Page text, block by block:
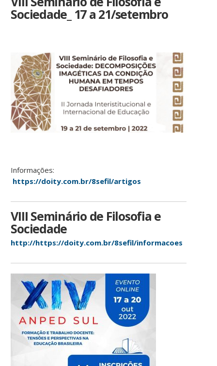
Sociedade_ 17 a 21/setembro
Informações:
https://doity.com.br/8sefil/artigos
VIII Seminário de Filosofia e
Sociedade
http://https://doity.com.br/8sefil/informacoes